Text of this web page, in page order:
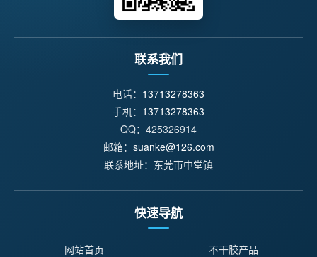
联系我们
电话： 13713278363
手机： 13713278363
QQ：425326914
邮箱： suanke@126.com
联系地址：东莞市中堂镇
快速导航
网站首页
不干胶产品